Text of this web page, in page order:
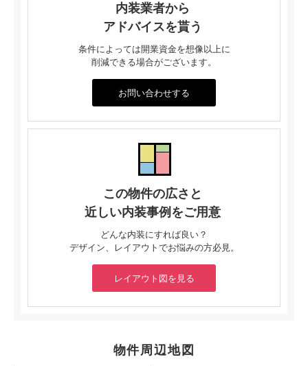
内装業者から
アドバイスを貰う
条件によっては開業資金を想像以上に
削減できる場合がございます。
お問い合わせする
この物件の広さと
近しい内装事例をご用意
どんな内装にすれば良い？
デザイン、レイアウトでお悩みの方必見。
レイアウト図を見る
物件周辺地図